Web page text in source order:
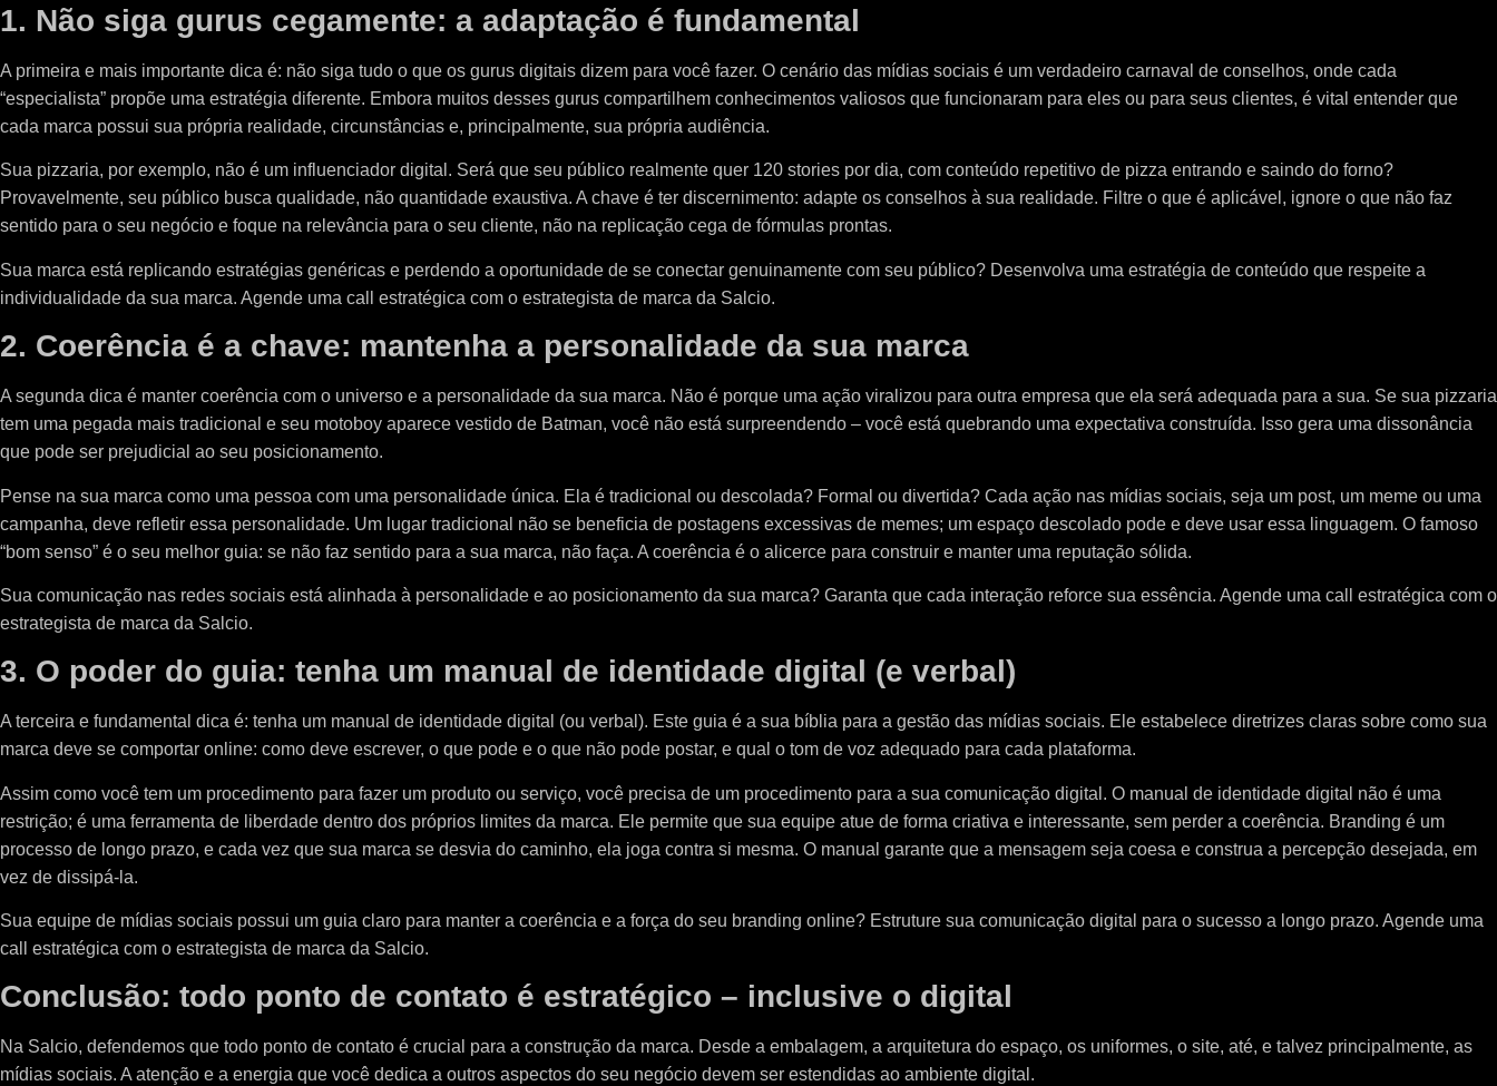
1. Não siga gurus cegamente: a adaptação é fundamental
A primeira e mais importante dica é: não siga tudo o que os gurus digitais dizem para você fazer. O cenário das mídias sociais é um verdadeiro carnaval de conselhos, onde cada
“especialista” propõe uma estratégia diferente. Embora muitos desses gurus compartilhem conhecimentos valiosos que funcionaram para eles ou para seus clientes, é vital entender que
cada marca possui sua própria realidade, circunstâncias e, principalmente, sua própria audiência.
Sua pizzaria, por exemplo, não é um influenciador digital. Será que seu público realmente quer 120 stories por dia, com conteúdo repetitivo de pizza entrando e saindo do forno?
Provavelmente, seu público busca qualidade, não quantidade exaustiva. A chave é ter discernimento: adapte os conselhos à sua realidade. Filtre o que é aplicável, ignore o que não faz
sentido para o seu negócio e foque na relevância para o seu cliente, não na replicação cega de fórmulas prontas.
Sua marca está replicando estratégias genéricas e perdendo a oportunidade de se conectar genuinamente com seu público? Desenvolva uma estratégia de conteúdo que respeite a
individualidade da sua marca. Agende uma call estratégica com o estrategista de marca da Salcio.
2. Coerência é a chave: mantenha a personalidade da sua marca
A segunda dica é manter coerência com o universo e a personalidade da sua marca. Não é porque uma ação viralizou para outra empresa que ela será adequada para a sua. Se sua pizzaria
tem uma pegada mais tradicional e seu motoboy aparece vestido de Batman, você não está surpreendendo – você está quebrando uma expectativa construída. Isso gera uma dissonância
que pode ser prejudicial ao seu posicionamento.
Pense na sua marca como uma pessoa com uma personalidade única. Ela é tradicional ou descolada? Formal ou divertida? Cada ação nas mídias sociais, seja um post, um meme ou uma
campanha, deve refletir essa personalidade. Um lugar tradicional não se beneficia de postagens excessivas de memes; um espaço descolado pode e deve usar essa linguagem. O famoso
“bom senso” é o seu melhor guia: se não faz sentido para a sua marca, não faça. A coerência é o alicerce para construir e manter uma reputação sólida.
Sua comunicação nas redes sociais está alinhada à personalidade e ao posicionamento da sua marca? Garanta que cada interação reforce sua essência. Agende uma call estratégica com o
estrategista de marca da Salcio.
3. O poder do guia: tenha um manual de identidade digital (e verbal)
A terceira e fundamental dica é: tenha um manual de identidade digital (ou verbal). Este guia é a sua bíblia para a gestão das mídias sociais. Ele estabelece diretrizes claras sobre como sua
marca deve se comportar online: como deve escrever, o que pode e o que não pode postar, e qual o tom de voz adequado para cada plataforma.
Assim como você tem um procedimento para fazer um produto ou serviço, você precisa de um procedimento para a sua comunicação digital. O manual de identidade digital não é uma
restrição; é uma ferramenta de liberdade dentro dos próprios limites da marca. Ele permite que sua equipe atue de forma criativa e interessante, sem perder a coerência. Branding é um
processo de longo prazo, e cada vez que sua marca se desvia do caminho, ela joga contra si mesma. O manual garante que a mensagem seja coesa e construa a percepção desejada, em
vez de dissipá-la.
Sua equipe de mídias sociais possui um guia claro para manter a coerência e a força do seu branding online? Estruture sua comunicação digital para o sucesso a longo prazo. Agende uma
call estratégica com o estrategista de marca da Salcio.
Conclusão: todo ponto de contato é estratégico – inclusive o digital
Na Salcio, defendemos que todo ponto de contato é crucial para a construção da marca. Desde a embalagem, a arquitetura do espaço, os uniformes, o site, até, e talvez principalmente, as
mídias sociais. A atenção e a energia que você dedica a outros aspectos do seu negócio devem ser estendidas ao ambiente digital.